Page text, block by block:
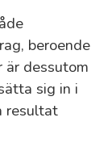
beroende
är dessutom
sig in i
resultat